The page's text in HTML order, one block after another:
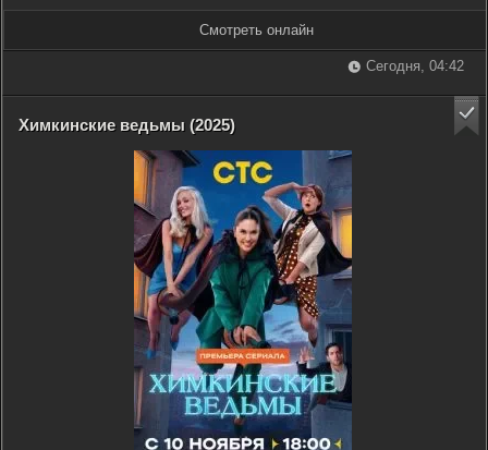
Смотреть онлайн
Сегодня, 04:42
Химкинские ведьмы (2025)